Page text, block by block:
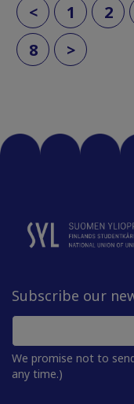
< 1 2
8
>
Subscribe our
We promise not to
any time.)